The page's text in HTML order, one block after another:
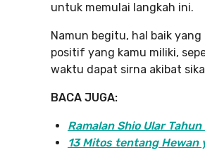
untuk memulai langkah ini.
Namun begitu, hal baik
positif yang kamu miliki,
waktu dapat sirna akibat
BACA JUGA:
Ramalan Shio Ular
13 Mitos tentang Hewan